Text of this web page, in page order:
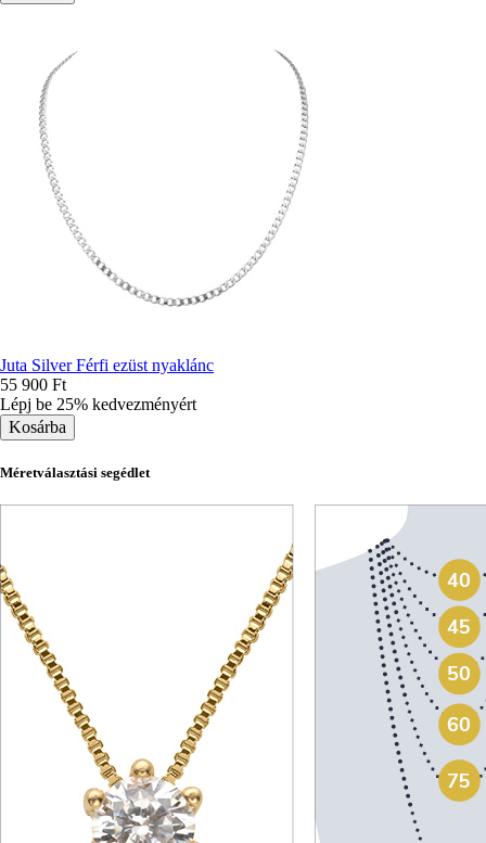
Juta Silver Férfi ezüst nyaklánc
55 900 Ft
Lépj be 25% kedvezményért
Méretválasztási segédlet